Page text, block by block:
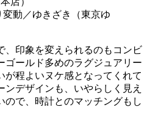
動／ゆきざき（東京ゆ
、印象を変えられるのもコンビ
ゴールド多めのラグジュアリー
が程よいヌケ感となってくれて
デザインも、いやらしく見え
ので、時計とのマッチングもし